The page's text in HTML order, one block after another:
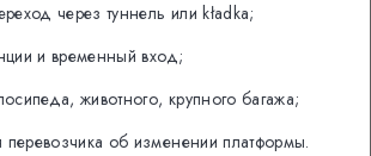
через туннель или kładka;
и временный вход;
животного, крупного багажа;
об изменении платформы.